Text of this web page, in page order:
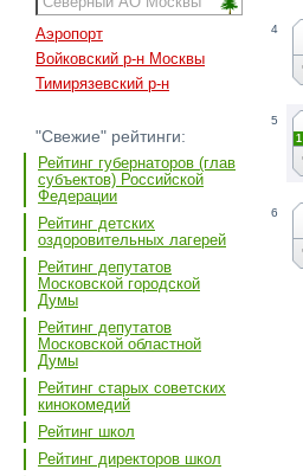
Аэропорт
Войковский р-н Москвы
Тимирязевский р-н
"Свежие" рейтинги:
Рейтинг губернаторов (глав
субъектов) Российской
Федерации
Рейтинг детских
оздоровительных лагерей
Рейтинг депутатов
Московской городской
Думы
Рейтинг депутатов
Московской областной
Думы
Рейтинг старых советских
кинокомедий
Рейтинг школ
Рейтинг директоров школ
4
5
1
6